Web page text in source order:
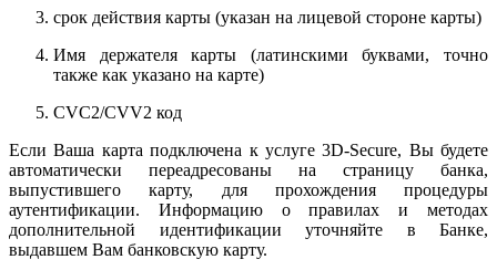
срок действия карты (указан на лицевой стороне карты)
Имя держателя карты (латинскими буквами, точно
также как указано на карте)
CVC2/CVV2 код
Если Ваша карта подключена к услуге 3D-Secure, Вы будете
автоматически переадресованы на страницу банка,
выпустившего карту, для прохождения процедуры
аутентификации. Информацию о правилах и методах
дополнительной идентификации уточняйте в Банке,
выдавшем Вам банковскую карту.